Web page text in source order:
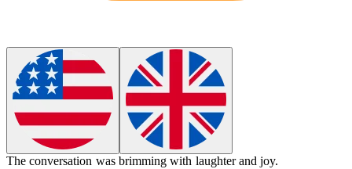
The conversation was brimming with laughter and joy.